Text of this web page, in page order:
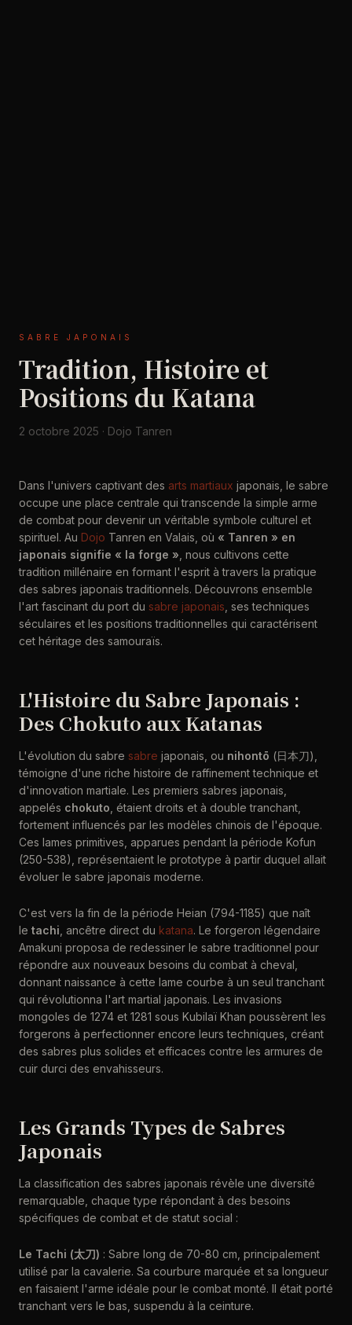
SABRE JAPONAIS
Tradition, Histoire et
Positions du Katana
2 octobre 2025 · Dojo Tanren
Dans l'univers captivant des arts martiaux japonais, le sabre
occupe une place centrale qui transcende la simple arme
de combat pour devenir un véritable symbole culturel et
spirituel. Au Dojo Tanren en Valais, où « Tanren » en
japonais signifie « la forge » , nous cultivons cette
tradition millénaire en formant l'esprit à travers la pratique
des sabres japonais traditionnels. Découvrons ensemble
l'art fascinant du port du sabre japonais , ses techniques
séculaires et les positions traditionnelles qui caractérisent
cet héritage des samouraïs.
L'Histoire du Sabre Japonais :
Des Chokuto aux Katanas
L'évolution du sabre sabre japonais, ou nihontō (日本刀),
témoigne d'une riche histoire de raffinement technique et
d'innovation martiale. Les premiers sabres japonais,
appelés chokuto , étaient droits et à double tranchant,
fortement influencés par les modèles chinois de l'époque.
Ces lames primitives, apparues pendant la période Kofun
(250-538), représentaient le prototype à partir duquel allait
évoluer le sabre japonais moderne.
C'est vers la fin de la période Heian (794-1185) que naît
le tachi , ancêtre direct du katana. Le forgeron légendaire
Amakuni proposa de redessiner le sabre traditionnel pour
répondre aux nouveaux besoins du combat à cheval,
donnant naissance à cette lame courbe à un seul tranchant
qui révolutionna l'art martial japonais. Les invasions
mongoles de 1274 et 1281 sous Kubilaï Khan poussèrent les
forgerons à perfectionner encore leurs techniques, créant
des sabres plus solides et efficaces contre les armures de
cuir durci des envahisseurs.
Les Grands Types de Sabres
Japonais
La classification des sabres japonais révèle une diversité
remarquable, chaque type répondant à des besoins
spécifiques de combat et de statut social :
Le Tachi (太刀) : Sabre long de 70-80 cm, principalement
utilisé par la cavalerie. Sa courbure marquée et sa longueur
en faisaient l'arme idéale pour le combat monté. Il était porté
tranchant vers le bas, suspendu à la ceinture.